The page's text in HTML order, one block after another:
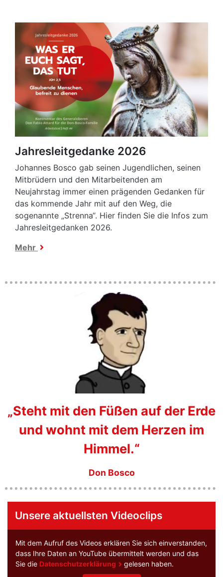
Jahresleitgedanke 2026
Johannes Bosco gab seinen Jugendlichen, seinen
Mitbrüdern und den Mitarbeitenden am
Neujahrstag immer einen prägenden Gedanken für
das kommende Jahr mit auf den Weg, die
sogenannte „Strenna“. Hier finden Sie die Infos zum
Jahresleitgedanken 2026.
Mehr
„Steht mit den Füßen auf der Erde
und wohnt mit dem Herzen im
Himmel.“
Don Bosco
Unsere aktuellsten Videoclips
sich einverstanden,
werden und das
haben.
Mit dem Aufruf des Videos erklären Sie
dass Ihre Daten an YouTube übermittelt
Sie dieDatenschutzerklärung